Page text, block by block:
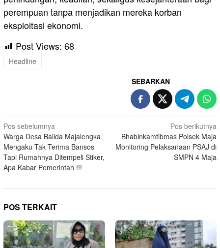
perempuan tanpa menjadikan mereka korban
eksploitasi ekonomi.
Post Views: 68
Headline
SEBARKAN
Navigasi
pos
Pos sebelumnya
Warga Desa Balida Majalengka
Mengaku Tak Terima Bansos
Tapi Rumahnya Ditempeli Stiker,
Apa Kabar Pemerintah !!!
Pos berikutnya
Bhabinkamtibmas Polsek Maja
Monitoring Pelaksanaan PSAJ di
SMPN 4 Maja
POS TERKAIT